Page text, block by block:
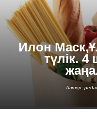
Илон
түлік. 4
Автор: